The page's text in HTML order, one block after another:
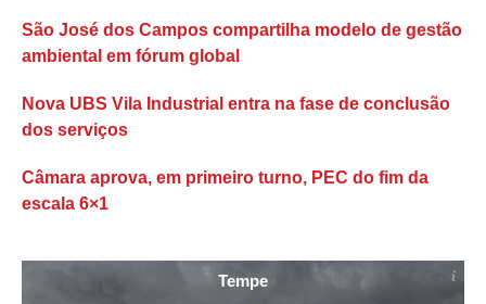
São José dos Campos compartilha modelo de gestão
ambiental em fórum global
Nova UBS Vila Industrial entra na fase de conclusão
dos serviços
Câmara aprova, em primeiro turno, PEC do fim da
escala 6×1
Tempe